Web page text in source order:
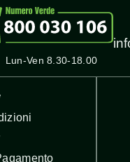
Lun-Ven 8.30-18.00